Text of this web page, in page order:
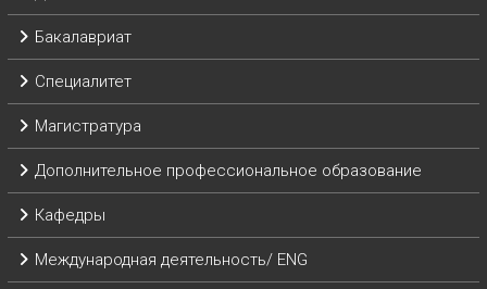
Бакалавриат
Специалитет
Магистратура
Дополнительное профессиональное образование
Кафедры
Международная деятельность/ ENG